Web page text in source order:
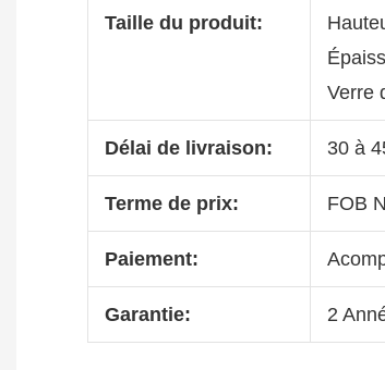
Taille du produit:
Verre
Délai de livraison: 30 à
Terme de prix: FOB
Paiement:
Garantie: 2